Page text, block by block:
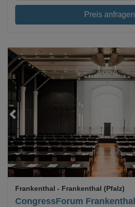
Preis anfragen
CongressForum Frankenthal
Frankenthal - Frankenthal (Pfalz)